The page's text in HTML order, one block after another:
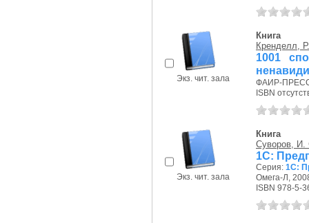
Экз. чит. зала
Книга
Кренделл, Р.
1001
ФАИР-
ISBN
Экз. чит. зала
Книга
Суворов, И.
1С:
Серия: 1С:
Омега-Л,
ISBN 978-5-